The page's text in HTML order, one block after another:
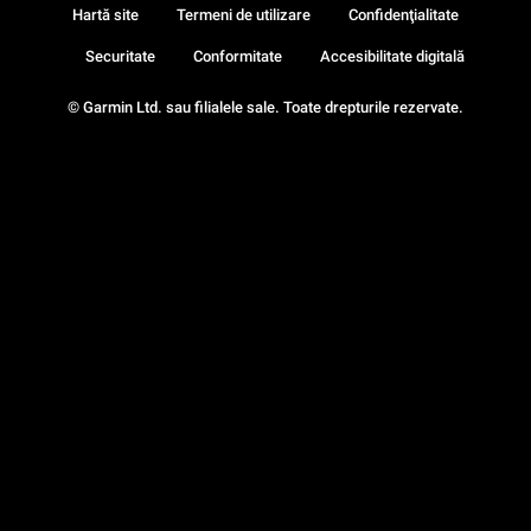
© Garmin Ltd. sau filialele sale. Toate drepturile rezervate.
Hartă site Termeni de utilizare Confidenţialitate
Securitate Conformitate Accesibilitate digitală